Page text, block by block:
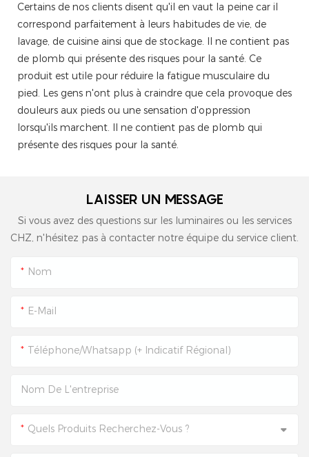
Certains de nos clients disent qu'il en vaut la peine car il
correspond parfaitement à leurs habitudes de vie, de
lavage, de cuisine ainsi que de stockage. Il ne contient pas
de plomb qui présente des risques pour la santé. Ce
produit est utile pour réduire la fatigue musculaire du
pied. Les gens n'ont plus à craindre que cela provoque des
douleurs aux pieds ou une sensation d'oppression
lorsqu'ils marchent. Il ne contient pas de plomb qui
présente des risques pour la santé.
LAISSER UN MESSAGE
Si vous avez des questions sur les luminaires ou les services
CHZ, n'hésitez pas à contacter notre équipe du service client.
Nom
E-Mail
Téléphone/Whatsapp (+ Indicatif Régional)
Nom De L'entreprise
Quels Produits Recherchez-Vous ?